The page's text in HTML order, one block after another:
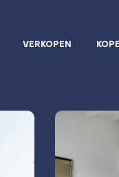
VERKOPEN